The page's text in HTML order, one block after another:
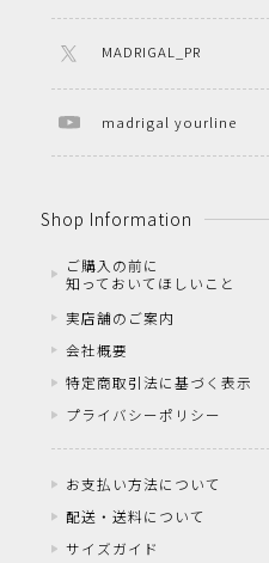
MADRIGAL_PR
madrigal yourline
Shop Information
ご購入の前に
知っておいてほしいこと
実店舗のご案内
会社概要
特定商取引法に基づく表示
プライバシーポリシー
お支払い方法について
配送・送料について
サイズガイド